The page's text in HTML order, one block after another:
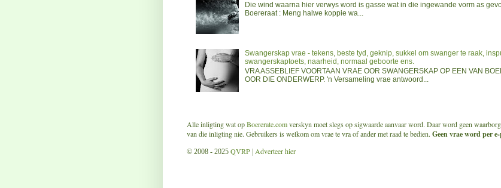
Die wind waarna hier verwys word is gasse wat in die ingewande vorm as
Boereraat : Meng halwe koppie wa...
Swangerskap vrae - tekens, beste tyd, geknip, sukkel om swanger te raak,
swangerskaptoets, naarheid, normaal geboorte ens.
VRA ASSEBLIEF VOORTAAN VRAE OOR SWANGERSKAP OP EEN VAN
OOR DIE ONDERWERP. 'n Versameling vrae antwoord...
Alle inligting wat opBoererate.comverskyn moet slegs op sigwaarde aanvaar word. Daar word geen
van die inligting nie. Gebruikers is welkom om vrae te vra of ander met raad te bedien. Geen vrae word per
© 2008 - 2025 QVRP Adverteer hier